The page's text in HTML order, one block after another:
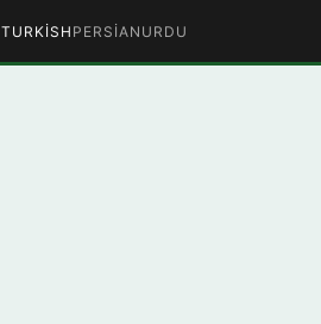
TURKISH PERSIAN URDU